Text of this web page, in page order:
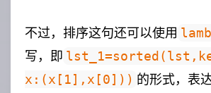
不过，排序这句还可以使用
写，即
x:(x[1],x[0])) 的形式，表